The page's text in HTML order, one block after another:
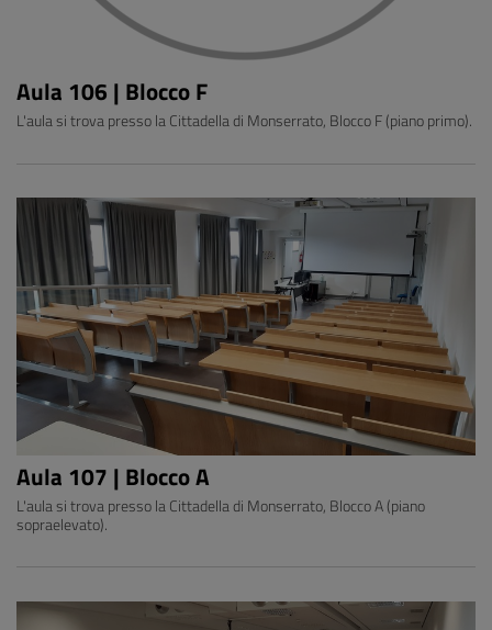
Aula 106 | Blocco F
L'aula si trova presso la Cittadella di Monserrato, Blocco F (piano primo).
Aula 107 | Blocco A
L'aula si trova presso la Cittadella di Monserrato, Blocco A (piano
sopraelevato).